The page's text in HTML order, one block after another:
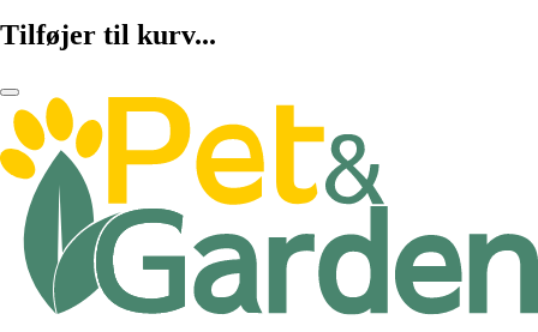
Tilføjer til kurv...